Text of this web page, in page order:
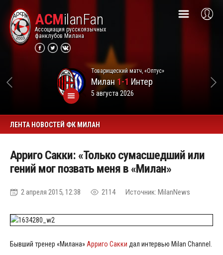
ACMilanFan
Ассоциация русскоязычных
фанклубов Милана
Товарищеский матч, «Оптус»
Милан1-1 Интер
5 августа 2026
ЛЕНТА НОВОСТЕЙ ФК МИЛАН
Арриго Сакки: «Только сумасшедший или
гений мог позвать меня в «Милан»
2 апреля 2015, 12:38 2114 Источник: MilanNews
Бывший тренер «Милана» Арриго Сакки дал интервью Milan Channel.